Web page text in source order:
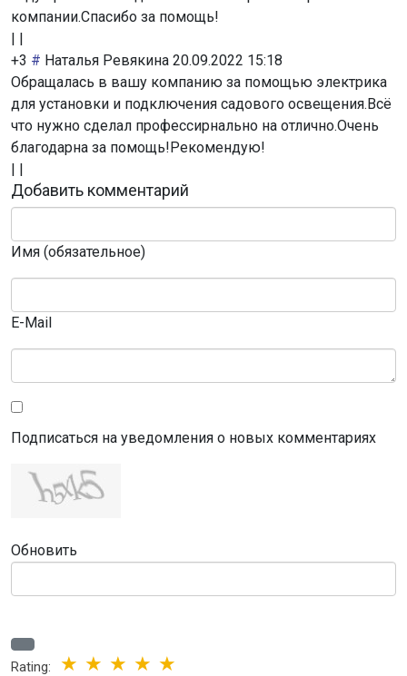
компании.Спасибо за помощь!
| |
+3 # Наталья Ревякина 20.09.2022 15:18
Обращалась в вашу компанию за помощью электрика
для установки и подключения садового освещения.Всё
что нужно сделал профессирнально на отлично.Очень
благодарна за помощь!Рекомендую!
| |
Добавить комментарий
Имя (обязательное)
E-Mail
Подписаться на уведомления о новых комментариях
Обновить
Rating: